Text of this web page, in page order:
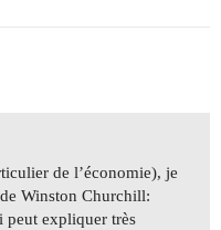
de l’économie), je
Winston Churchill:
peut expliquer très